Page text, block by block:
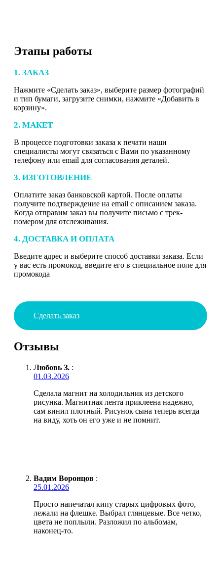
Этапы работы
1. ЗАКАЗ
Нажмите «Сделать заказ», выберите размер фотографий
и тип бумаги, загрузите снимки, нажмите «Добавить в
корзину».
2. МАКЕТ
В процессе подготовки заказа к печати наши
специалисты могут связаться с Вами по указанному
телефону или email для согласования деталей.
3. ИЗГОТОВЛЕНИЕ
Оплатите заказ банковской картой. После оплаты
получите подтверждение на email с описанием заказа.
Когда отправим заказ вы получите письмо с трек-
номером для отслеживания.
4. ДОСТАВКА И ОПЛАТА
Введите адрес и выберите способ доставки заказа. Если
у вас есть промокод, введите его в специальное поле для
промокода
Сделать заказ
Отзывы
Любовь З. :
01.03.2026
Сделала магнит на холодильник из детского
рисунка. Магнитная лента приклеена надежно,
сам винил плотный. Рисунок сына теперь всегда
на виду, хоть он его уже и не помнит.
Вадим Воронцов :
25.01.2026
Просто напечатал кипу старых цифровых фото,
лежали на флешке. Выбрал глянцевые. Все четко,
цвета не поплыли. Разложил по альбомам,
наконец-то.